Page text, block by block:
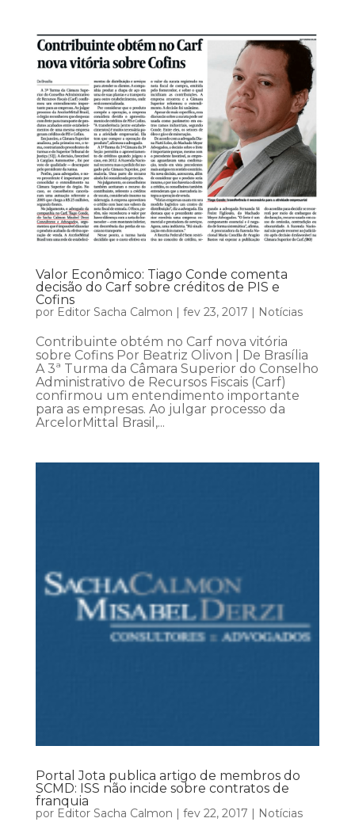
Valor Econômico: Tiago Conde comenta
decisão do Carf sobre créditos de PIS e
Cofins
por Editor Sacha Calmon | fev 23, 2017 | Notícias
Contribuinte obtém no Carf nova vitória
sobre Cofins Por Beatriz Olivon | De Brasília
A 3ª Turma da Câmara Superior do Conselho
Administrativo de Recursos Fiscais (Carf)
confirmou um entendimento importante
para as empresas. Ao julgar processo da
ArcelorMittal Brasil,...
Portal Jota publica artigo de membros do
SCMD: ISS não incide sobre contratos de
franquia
por Editor Sacha Calmon fev 22, 2017 Notícias